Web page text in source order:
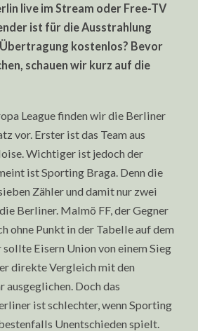
live im Stream oder Free-TV
ist für die Ausstrahlung
kostenlos? Bevor
schauen wir kurz auf die
League finden wir die Berliner
vor. Erster ist das Team aus
Wichtiger ist jedoch der
ist Sporting Braga. Denn die
Zähler und damit nur zwei
Berliner. Malmö FF, der Gegner
ohne Punkt in der Tabelle auf dem
Eisern Union von einem Sieg
direkte Vergleich mit den
ausgeglichen. Doch das
ist schlechter, wenn Sporting
Unentschieden spielt.